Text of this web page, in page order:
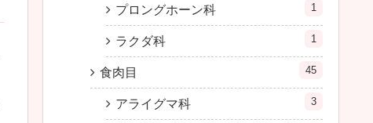
プロングホーン科 1
ラクダ科 1
食肉目 45
アライグマ科 3